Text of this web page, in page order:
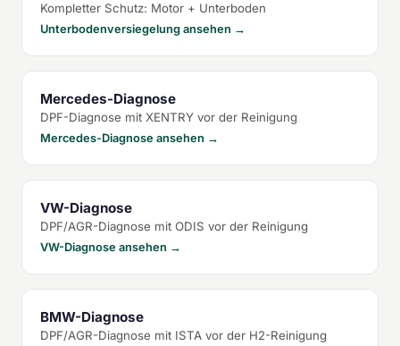
Kompletter Schutz: Motor + Unterboden
Unterbodenversiegelung ansehen →
Mercedes-Diagnose
DPF-Diagnose mit XENTRY vor der Reinigung
Mercedes-Diagnose ansehen →
VW-Diagnose
DPF/AGR-Diagnose mit ODIS vor der Reinigung
VW-Diagnose ansehen →
BMW-Diagnose
DPF/AGR-Diagnose mit ISTA vor der H2-Reinigung